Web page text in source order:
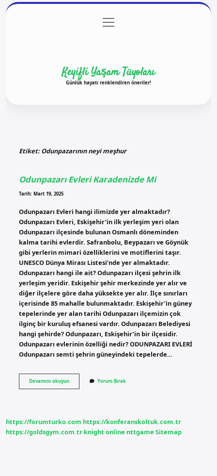
Gizlilik Politikası
menüyü
aç
Keyifli Yaşam Tüyoları
Günlük hayatı renklendiren öneriler!
Etiket:Odunpazarının neyi meşhur
Odunpazarı Evleri Karadenizde Mi
Tarih: Mart 19, 2025
Odunpazarı Evleri hangi ilimizde yer almaktadır?
Odunpazarı Evleri, Eskişehir’in ilk yerleşim yeri olan
Odunpazarı ilçesinde bulunan Osmanlı döneminden
kalma tarihi evlerdir. Safranbolu, Beypazarı ve Göynük
gibi yerlerin mimari özelliklerini ve motiflerini taşır.
UNESCO Dünya Mirası Listesi’nde yer almaktadır.
Odunpazarı hangi ile ait? Odunpazarı ilçesi şehrin ilk
yerleşim yeridir. Eskişehir şehir merkezinde yer alır ve
diğer ilçelere göre daha yüksekte yer alır. İlçe sınırları
içerisinde 85 mahalle bulunmaktadır. Eskişehir’in güney
tepelerinde yer alan tarihi Odunpazarı ilçemizin çok
ilginç bir kuruluş efsanesi vardır. Odunpazarı Belediyesi
hangi şehirde? Odunpazarı, Eskişehir’in bir ilçesidir.
Odunpazarı evlerinin özelliği nedir? ODUNPAZARI EVLERİ
Odunpazarı semti şehrin güneyindeki tepelerde…
Devamını okuyunOdunpazarı
Evleri
Yorum Bırak
https://forumturko.com https://konferanskoltuk.com.tr
https://goldsgym.com.tr knight online nttgame Sitemap